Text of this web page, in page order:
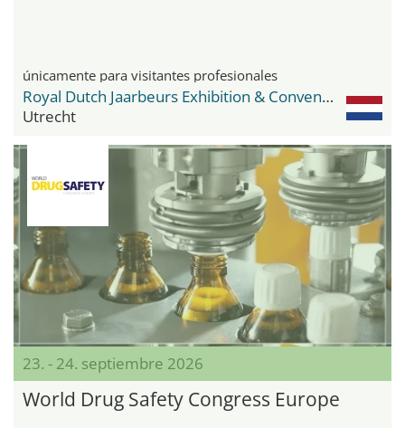
únicamente para visitantes profesionales
Royal Dutch Jaarbeurs Exhibition & Convention Centre
Utrecht
23. - 24. septiembre 2026
World Drug Safety Congress Europe